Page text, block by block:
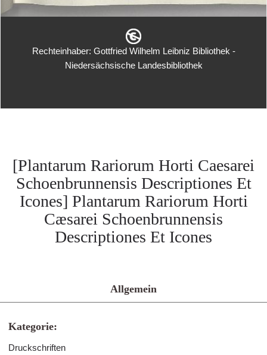
Rechteinhaber: Gottfried Wilhelm Leibniz Bibliothek -
Niedersächsische Landesbibliothek
[Plantarum Rariorum Horti Caesarei
Schoenbrunnensis Descriptiones Et
Icones] Plantarum Rariorum Horti
Cæsarei Schoenbrunnensis
Descriptiones Et Icones
Allgemein
Kategorie:
Druckschriften